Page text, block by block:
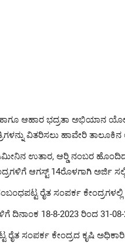
ಹಾಗೂ ಆಹಾರ ಭದ್ರತಾ ಅಭಿಯಾನ
ವಿತರಿಸಲು ಹಾವೇರಿ
ಉತಾರ, ಆರ್‍ಡಿ ನಂಬರ
ಆಗಸ್ಟ್‌ 14ರೊಳಗಾಗಿ ಅರ್ಜಿ
ರೈತ ಸಂಪರ್ಕ
ದಿನಾಂಕ 18-8-2023 ರಿಂದ 31-
ಸಂಪರ್ಕ ಕೇಂದ್ರದ ಕೃಷಿ